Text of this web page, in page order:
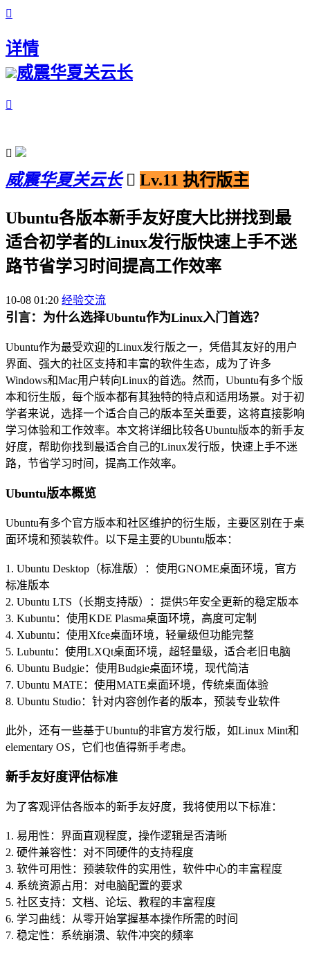

详情
威震华夏关云长


威震华夏关云长  Lv.11 执行版主
Ubuntu各版本新手友好度大比拼找到最
适合初学者的Linux发行版快速上手不迷
路节省学习时间提高工作效率
10-08 01:20 经验交流
引言：为什么选择Ubuntu作为Linux入门首选？
Ubuntu作为最受欢迎的Linux发行版之一，凭借其友好的用户
界面、强大的社区支持和丰富的软件生态，成为了许多
Windows和Mac用户转向Linux的首选。然而，Ubuntu有多个版
本和衍生版，每个版本都有其独特的特点和适用场景。对于初
学者来说，选择一个适合自己的版本至关重要，这将直接影响
学习体验和工作效率。本文将详细比较各Ubuntu版本的新手友
好度，帮助你找到最适合自己的Linux发行版，快速上手不迷
路，节省学习时间，提高工作效率。
Ubuntu版本概览
Ubuntu有多个官方版本和社区维护的衍生版，主要区别在于桌
面环境和预装软件。以下是主要的Ubuntu版本：
1. Ubuntu Desktop（标准版）：使用GNOME桌面环境，官方
标准版本
2. Ubuntu LTS（长期支持版）：提供5年安全更新的稳定版本
3. Kubuntu：使用KDE Plasma桌面环境，高度可定制
4. Xubuntu：使用Xfce桌面环境，轻量级但功能完整
5. Lubuntu：使用LXQt桌面环境，超轻量级，适合老旧电脑
6. Ubuntu Budgie：使用Budgie桌面环境，现代简洁
7. Ubuntu MATE：使用MATE桌面环境，传统桌面体验
8. Ubuntu Studio：针对内容创作者的版本，预装专业软件
此外，还有一些基于Ubuntu的非官方发行版，如Linux Mint和
elementary OS，它们也值得新手考虑。
新手友好度评估标准
为了客观评估各版本的新手友好度，我将使用以下标准：
1. 易用性：界面直观程度，操作逻辑是否清晰
2. 硬件兼容性：对不同硬件的支持程度
3. 软件可用性：预装软件的实用性，软件中心的丰富程度
4. 系统资源占用：对电脑配置的要求
5. 社区支持：文档、论坛、教程的丰富程度
6. 学习曲线：从零开始掌握基本操作所需的时间
7. 稳定性：系统崩溃、软件冲突的频率